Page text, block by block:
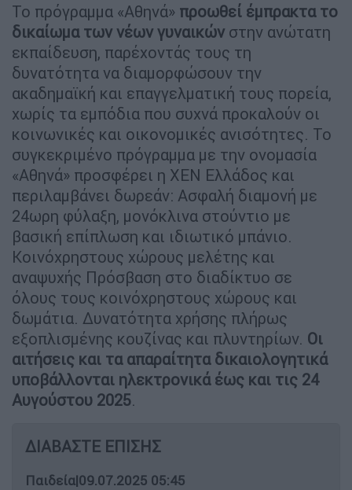
Το πρόγραμμα «Αθηνά» προωθεί έμπρακτα το
δικαίωμα των νέων γυναικών στην ανώτατη
εκπαίδευση, παρέχοντάς τους τη
δυνατότητα να διαμορφώσουν την
ακαδημαϊκή και επαγγελματική τους πορεία,
χωρίς τα εμπόδια που συχνά προκαλούν οι
κοινωνικές και οικονομικές ανισότητες. Το
συγκεκριμένο πρόγραμμα με την ονομασία
«Αθηνά» προσφέρει η ΧΕΝ Ελλάδος και
περιλαμβάνει δωρεάν: Ασφαλή διαμονή με
24ωρη φύλαξη, μονόκλινα στούντιο με
βασική επίπλωση και ιδιωτικό μπάνιο.
Κοινόχρηστους χώρους μελέτης και
αναψυχής Πρόσβαση στο διαδίκτυο σε
όλους τους κοινόχρηστους χώρους και
δωμάτια. Δυνατότητα χρήσης πλήρως
εξοπλισμένης κουζίνας και πλυντηρίων. Οι
αιτήσεις και τα απαραίτητα δικαιολογητικά
υποβάλλονται ηλεκτρονικά έως και τις 24
Αυγούστου 2025.
ΔΙΑΒΑΣΤΕ ΕΠΙΣΗΣ
Παιδεία|09.07.2025 05:45